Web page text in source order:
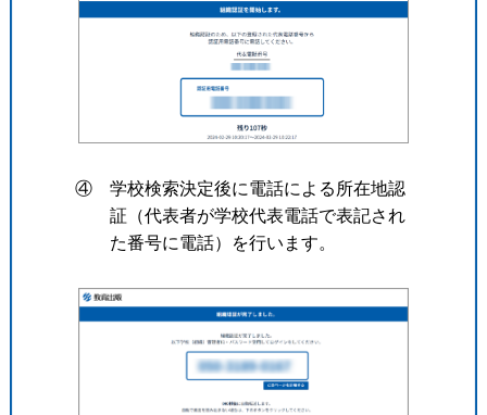
④ 学校検索決定後に電話による所在地認
証（代表者が学校代表電話で表記され
た番号に電話）を行います。